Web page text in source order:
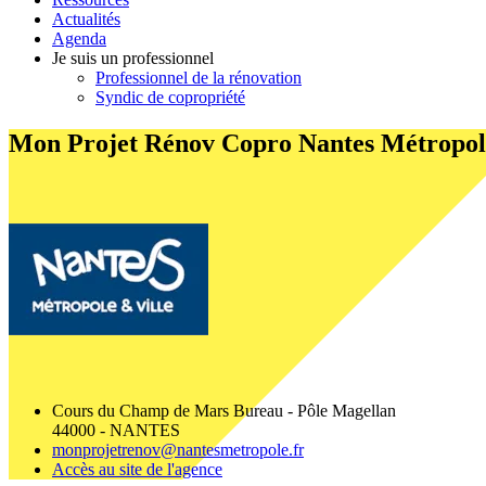
Actualités
Agenda
Je suis un professionnel
Professionnel de la rénovation
Syndic de copropriété
Mon Projet Rénov Copro Nantes
Cours du Champ de Mars Bureau - Pôle Magellan
44000 - NANTES
monprojetrenov@nantesmetropole.fr
Accès au site de l'agence